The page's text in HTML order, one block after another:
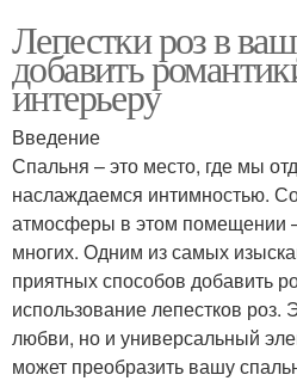
Лепестки роз в
добавить
интерьеру
Введение
Спальня – это место, где мы
наслаждаемся интимностью.
атмосферы в этом помещении
многих. Одним из самых
приятных способов добавить
использование лепестков роз.
любви, но и универсальный
может преобразить вашу